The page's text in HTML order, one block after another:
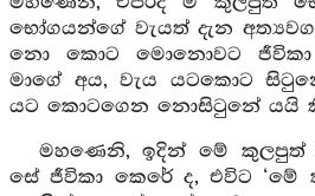
භෝගයන්ගේ වැයත් දැන
නො කොට මොනොවට ජීවිකා
මාගේ අය, වැය යටකොට
යට කොටගෙන නොසිටුනේ යයි
මහණෙනි, ඉදින් මේ කුලපුත්
සේ ජීවිකා කෙරේ ද, එවිට